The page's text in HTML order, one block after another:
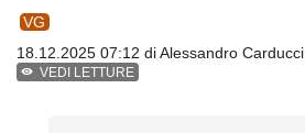
VG
18.12.2025 07:12 diAlessandro Carducci
VEDI LETTURE